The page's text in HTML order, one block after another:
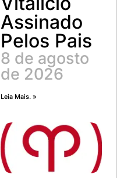
Assinado
Pelos Pais
8 de agosto
de 2026
Leia Mais. »